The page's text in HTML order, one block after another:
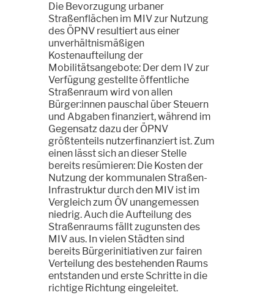
Die Bevorzugung urbaner
Straßenflächen im MIV zur Nutzung
des ÖPNV resultiert aus einer
unverhältnismäßigen
Kostenaufteilung der
Mobilitätsangebote: Der dem IV zur
Verfügung gestellte öffentliche
Straßenraum wird von allen
Bürger:innen pauschal über Steuern
und Abgaben finanziert, während im
Gegensatz dazu der ÖPNV
größtenteils nutzerfinanziert ist. Zum
einen lässt sich an dieser Stelle
bereits resümieren: Die Kosten der
Nutzung der kommunalen Straßen-
Infrastruktur durch den MIV ist im
Vergleich zum ÖV unangemessen
niedrig. Auch die Aufteilung des
Straßenraums fällt zugunsten des
MIV aus. In vielen Städten sind
bereits Bürgerinitiativen zur fairen
Verteilung des bestehenden Raums
entstanden und erste Schritte in die
richtige Richtung eingeleitet.